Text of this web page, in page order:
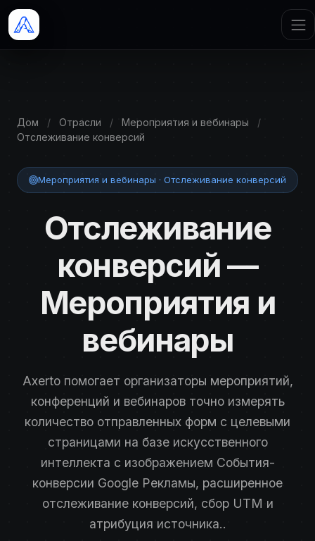
Дом / Отрасли / Мероприятия и вебинары
/
Отслеживание конверсий
Мероприятия и вебинары · Отслеживание конверсий
Отслеживание
конверсий —
Мероприятия и
вебинары
Axerto помогает организаторы мероприятий,
конференций и вебинаров точно измерять
количество отправленных форм с целевыми
страницами на базе искусственного
интеллекта с изображением События-
конверсии Google Рекламы, расширенное
отслеживание конверсий, сбор UTM и
атрибуция источника..